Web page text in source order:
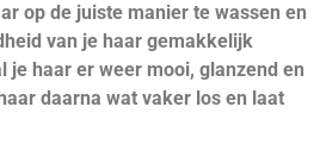
op de juiste manier te wassen en
van je haar gemakkelijk
je haar er weer mooi, glanzend en
daarna wat vaker los en laat